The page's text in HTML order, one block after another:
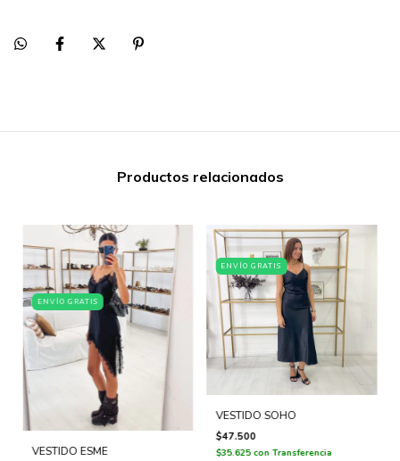
Productos relacionados
ENVÍO GRATIS
VESTIDO ESME
ENVÍO GRATIS
VESTIDO SOHO
$47.500
$35.625 con Transferencia